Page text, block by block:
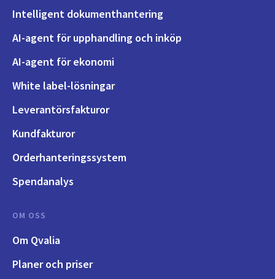
Intelligent dokumenthantering
AI-agent för upphandling och inköp
AI-agent för ekonomi
White label-lösningar
Leverantörsfakturor
Kundfakturor
Orderhanteringssystem
Spendanalys
OM OSS
Om Qvalia
Planer och priser